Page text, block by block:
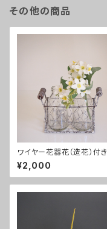
その他の商品
ワイヤー花器花（造花）付き
¥2,000